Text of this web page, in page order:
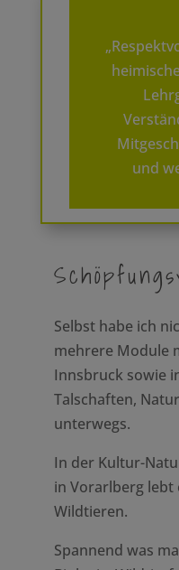
und
Selbst habe ich
mehrere Module
Innsbruck sowie
Talschaften,
unterwegs.
In der Kultur-
in Vorarlberg lebt
Wildtieren.
Spannend was